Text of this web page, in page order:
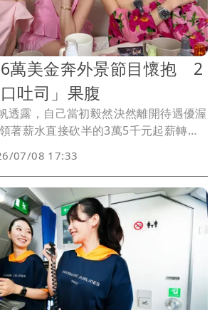
萬美金奔外景節目懷抱 2
吐司」果腹
透露，自己當初毅然決然離開待遇優渥
著薪水直接砍半的3萬5千元起薪轉戰
07/08 17:33